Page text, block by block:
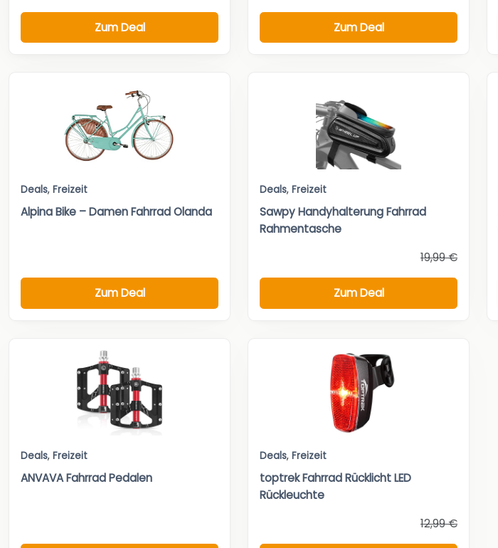
Zum Deal Zum Deal
Deals, Freizeit
Alpina Bike – Damen Fahrrad Olanda
Zum Deal
Deals, Freizeit
Sawpy Handyhalterung Fahrrad
Rahmentasche
19,99 €
Zum Deal
Deals, Freizeit
ANVAVA Fahrrad Pedalen
Deals, Freizeit
toptrek Fahrrad Rücklicht LED
Rückleuchte
12,99 €